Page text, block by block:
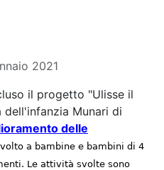
2021
il progetto "Ulisse il
Munari di
delle
a bambine e bambini di 4
Le attività svolte sono